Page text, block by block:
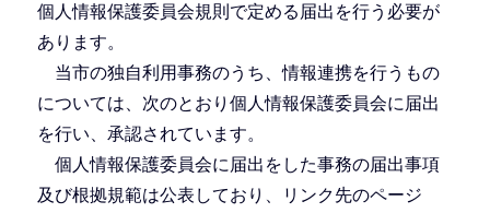
個人情報保護委員会規則で定める届出を行う必要が
あります。
当市の独自利用事務のうち、情報連携を行うもの
については、次のとおり個人情報保護委員会に届出
を行い、承認されています。
個人情報保護委員会に届出をした事務の届出事項
及び根拠規範は公表しており、リンク先のページ